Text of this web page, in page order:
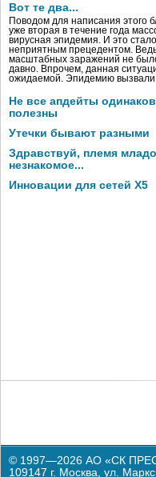
Вот те два...
Поводом для написания этого
уже вторая в течение года
вирусная эпидемия. И это
неприятным прецедентом.
масштабных заражений не
давно. Впрочем, данная
ожидаемой. Эпидемию вызвали
Не все апдейты
полезны
Утечки бывают разными
Здравствуй, племя
незнакомое...
Инновации для сетей X5
© 1997—2026 АО «СК
109147 г. Москва, ул.